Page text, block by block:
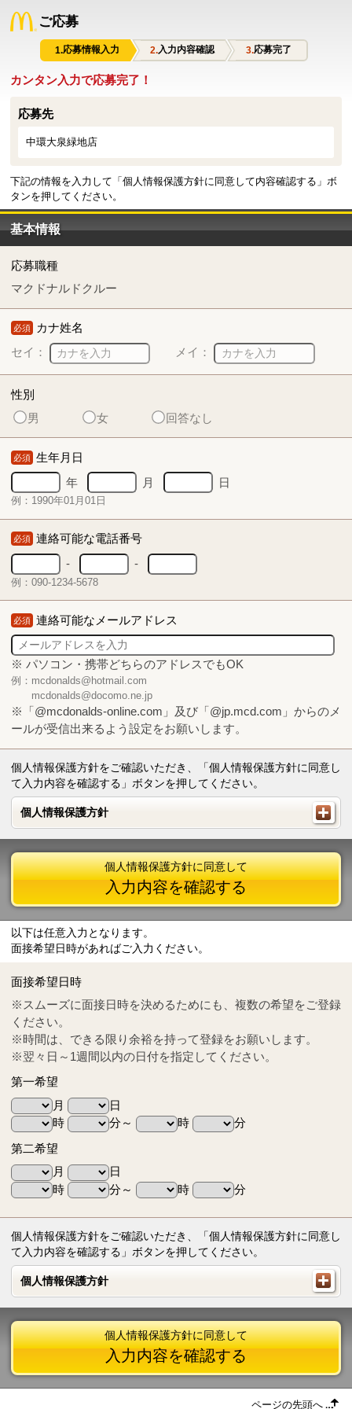
ご応募
応募情報入力 入力内容確認 応募完了
カンタン入力で応募完了！
応募先
中環大泉緑地店
下記の情報を入力して「個人情報保護方針に同意して内容確認する」ボ
タンを押してください。
基本情報
応募職種
マクドナルドクルー
必須 カナ姓名
セイ：
メイ：
性別
男
女 回答なし
必須 生年月日
年
月 日
例：1990年01月01日
必須 連絡可能な電話番号
-
-
例：090-1234-5678
必須 連絡可能なメールアドレス
※ パソコン・携帯どちらのアドレスでもOK
例：mcdonalds@hotmail.com
mcdonalds@docomo.ne.jp
※「@mcdonalds-online.com」及び「@jp.mcd.com」からのメ
ールが受信出来るよう設定をお願いします。
個人情報保護方針をご確認いただき、「個人情報保護方針に同意し
て入力内容を確認する」ボタンを押してください。
個人情報保護方針
個人情報保護方針
Tel
0570-55-0314
個人情報保護方針に同意して
入力内容を確認する
以下は任意入力となります。
面接希望日時があればご入力ください。
面接希望日時
※スムーズに面接日時を決めるためにも、複数の希望をご登録
ください。
※時間は、できる限り余裕を持って登録をお願いします。
※翌々日～1週間以内の日付を指定してください。
第一希望
月
日
時
分～ 時
分
第二希望
月
日
時
分～ 時 分
個人情報保護方針をご確認いただき、「個人情報保護方針に同意し
て入力内容を確認する」ボタンを押してください。
個人情報保護方針
個人情報保護方針
個人情報保護方針に同意して
入力内容を確認する
ページの先頭へ